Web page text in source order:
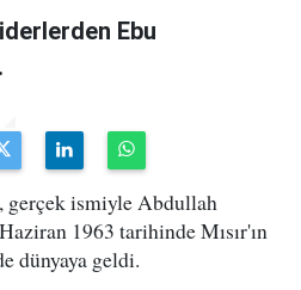
Ebu
gerçek ismiyle Abdullah
1963 tarihinde Mısır'ın
dünyaya geldi.